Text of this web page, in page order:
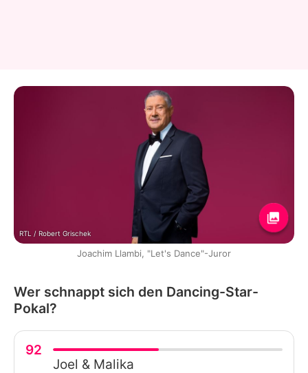
RTL / Robert Grischek
Joachim Llambi, "Let's Dance"-Juror
Wer schnappt sich den Dancing-Star-
Pokal?
92
Joel & Malika